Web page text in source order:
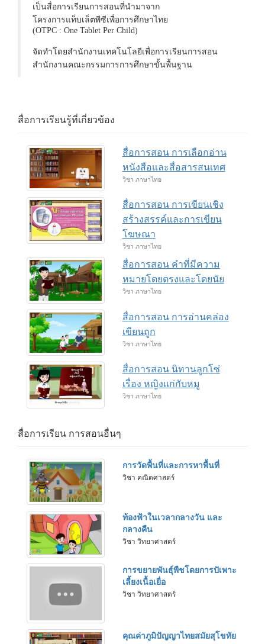
เป็นสื่อการเรียนการสอนที่นำมาจาก
โครงการแท็บเล็ตพีซีเพื่อการศึกษาไทย
(OTPC : One Tablet Per Child)
จัดทำโดยสำนักงานเทคโนโลยีเพื่อการเรียนการสอน
สำนักงานคณะกรรมการการศึกษาขั้นพื้นฐาน
สื่อการเรียนรู้ที่เกี่ยวข้อง
สื่อการสอน การเลือกอ่าน
หนังสือและสื่อสารสนเทศ
วิชา ภาษาไทย
สื่อการสอน การเขียนเชิง
สร้างสรรค์และการเขียน
โฆษณา
วิชา ภาษาไทย
สื่อการสอน คำที่มีความ
หมายโดยตรงและโดยนัย
วิชา ภาษาไทย
สื่อการสอน การอ่านคล่อง
เขียนถูก
วิชา ภาษาไทย
สื่อการสอน นิทานลูกโซ่
เรื่อง หญิงแก่กับหมู
วิชา ภาษาไทย
สื่อการเรียน การสอนอื่นๆ
การวัดพื้นที่และการหาพื้นที่
วิชา คณิตศาสตร์
ท้องฟ้าในเวลากลางวัน และ
กลางคืน
วิชา วิทยาศาสตร์
การขยายพันธุ์พืชโดยการปัเพาะ
เลี้ยงเนื้อเยื่อ
วิชา วิทยาศาสตร์
คุณค่าภูมิปัญญาไทยสมัยสุโขทัย